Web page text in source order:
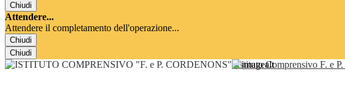
Chiudi
Attendere...
Attendere il completamento dell'operazione...
Chiudi
Chiudi
Istituto Comprensivo F. e